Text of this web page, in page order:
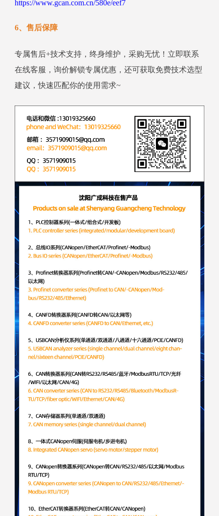
https://www.gcan.com.cn/580e/eef7
6、售后保障
专属售后+技术支持，终身维护，采购无忧！立即联系
在线客服，询价解锁专属优惠，还可获取免费技术选型
建议，快速匹配你的使用需求~